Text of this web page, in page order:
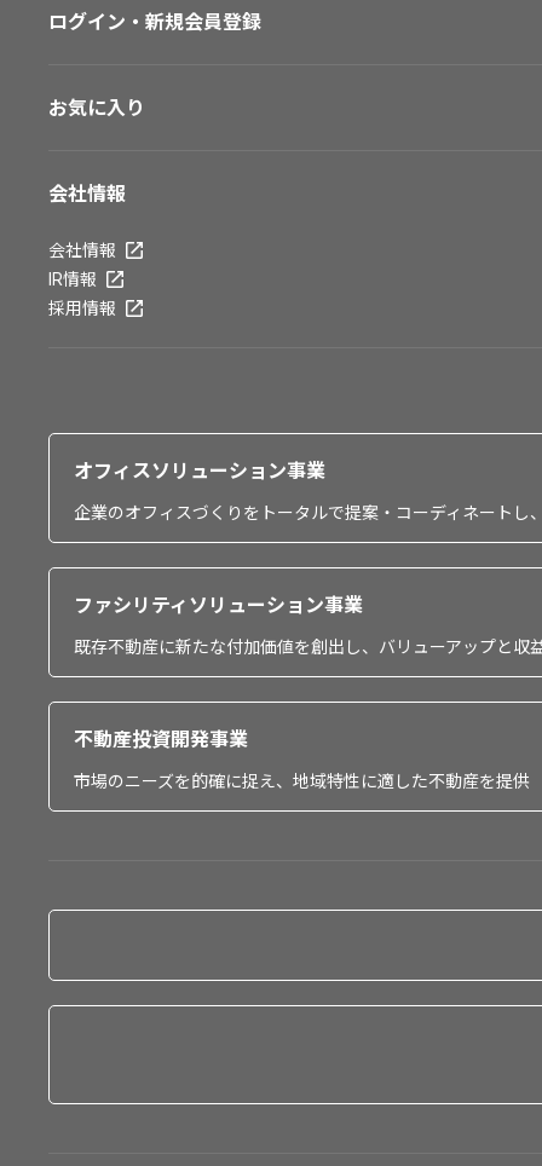
ログイン・新規会員登録
お気に入り
会社情報
会社情報
IR情報
採用情報
オフィスソリューション事業
企業のオフィスづくりをトータルで提案・コーディネート
ファシリティソリューション事業
既存不動産に新たな付加価値を創出し、バリューアップと収
不動産投資開発事業
市場のニーズを的確に捉え、地域特性に適した不動産を提供